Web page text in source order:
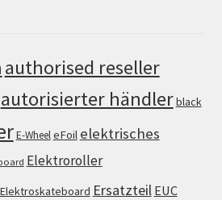
authorised reseller
autorisierter händlerblack
E-WheeleFoil elektrisches
Elektroroller
Elektroskateboard Ersatzteil EUC